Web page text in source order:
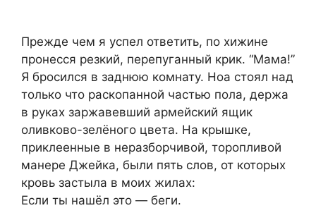
Прежде чем я успел ответить, по хижине
пронесся резкий, перепуганный крик. “Мама!”
Я бросился в заднюю комнату. Ноа стоял над
только что раскопанной частью пола, держа
в руках заржавевший армейский ящик
оливково-зелёного цвета. На крышке,
приклеенные в неразборчивой, торопливой
манере Джейка, были пять слов, от которых
кровь застыла в моих жилах:
Если ты нашёл это — беги.